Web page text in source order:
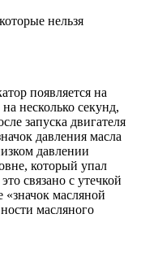
появляется на
несколько секунд,
запуска двигателя
давления масла
давлении
который упал
связано с утечкой
масляной
масляного